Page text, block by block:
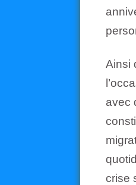
Ainsi
avec
crise